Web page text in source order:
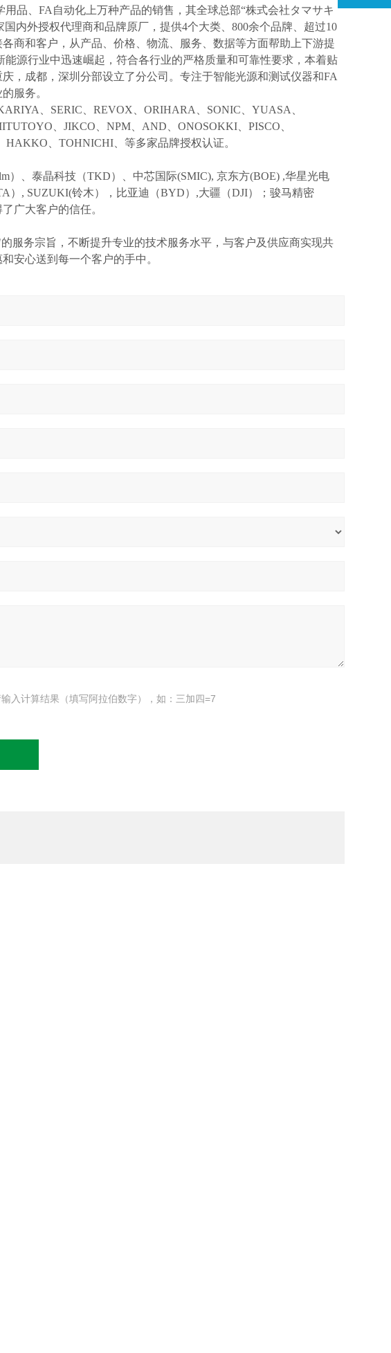
品、FA自动化上万种产品的销售，其全球总部“株式会社タマサキ
国内外授权代理商和品牌原厂，提供4个大类、800余个品牌、超过10
各商和客户，从产品、价格、物流、服务、数据等方面帮助上下游提
能源行业中迅速崛起，符合各行业的严格质量和可靠性要求，本着贴
，成都，深圳分部设立了分公司。专注于智能光源和测试仪器和FA
服务。
、SERIC、REVOX、ORIHARA、SONIC、YUASA、
、JIKCO、NPM、AND、ONOSOKKI、PISCO、
、TOHNICHI、等多家品牌授权认证。
）、泰晶科技（TKD）、中芯国际(SMIC), 京东方(BOE) ,华星光电
）, SUZUKI(铃木），比亚迪（BYD）,大疆（DJI）；骏马精密
了广大客户的信任。
服务宗旨，不断提升专业的技术服务水平，与客户及供应商实现共
安心送到每一个客户的手中。
入计算结果（填写阿拉伯数字），如：三加四=7